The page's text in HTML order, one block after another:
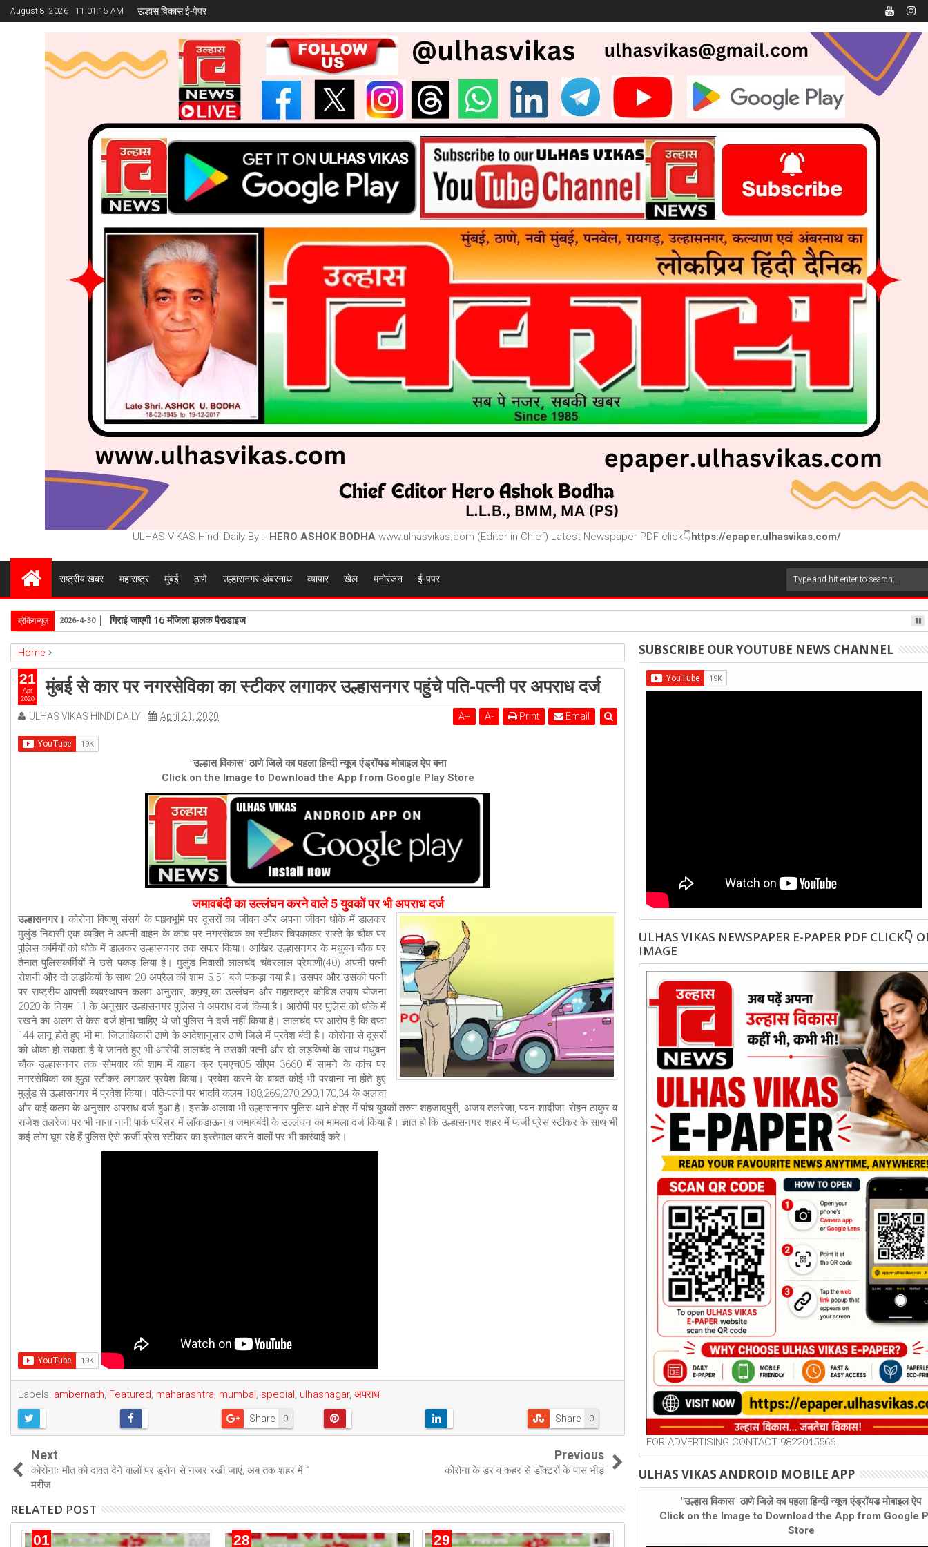
August 8, 2026 11:01:16 AM उल्हास विकास ई-पेपर
ULHAS VIKAS Hindi Daily By :- HERO ASHOK BODHA www.ulhasvikas.com (Editor in Chief) Latest Newspaper PDF click👇https://epaper.ulhasvikas.com/
राष्ट्रीय खबर महाराष्ट्र मुंबई ठाणे उल्हासनगर-अंबरनाथ व्यापार खेल मनोरंजन ई-पपर
ब्रेकिंग न्यूज़ उल्हासनगर-5 में भी मनपा की ओर से स्विमिंग पुल सुविधा हो- शेरी लुंड
2026-4-1
Home
ambernath
Featured maharashtra mumbai special ulhasnagar
अपराध
मुंबई से कार पर नगरसेविका का स्टीकर लगाकर उल्हासनगर पहुंचे पति-पत्नी पर अपराध दर्ज
मुंबई से कार पर नगरसेविका का स्टीकर लगाकर उल्हासनगर पहुंचे पति-पत्नी पर अपराध दर्ज
ULHAS VIKAS HINDI DAILY April 21, 2020 A+ A- Print Email
"उल्हास विकास" ठाणे जिले का पहला हिन्दी न्यूज एंड्रॉयड मोबाइल ऐप बना
Click on the Image to Download the App from Google Play Store
जमावबंदी का उल्लंघन करने वाले 5 युवकों पर भी अपराध दर्ज
उल्हासनगर। कोरोना विषाणु संसर्ग के पाश्र्वभूमि पर दूसरों का जीवन और अपना जीवन धोके में डालकर
मुलुंड निवासी एक व्यक्ति ने अपनी वाहन के कांच पर नगरसेवक का स्टीकर चिपकाकर रास्ते के चौक पर
पुलिस कर्मियों को धोके में डालकर उल्हासनगर तक सफर किया। आखिर उल्हासनगर के मधुबन चौक पर
तैनात पुलिसकर्मियों ने उसे पकड़ लिया है। मुलुंड निवासी लालचंद चंदरलाल प्रेमाणी(40) अपनी पत्नी
रोशनी और दो लड़कियों के साथ 20 अप्रैल की शाम 5.51 बजे पकड़ा गया है। उसपर और उसकी पत्नी
पर राष्ट्रीय आपत्ती व्यवस्थापन कलम अनुसार, कफ्र्यू का उल्लंघन और महाराष्ट्र कोविड उपाय योजना
2020 के नियम 11 के अनुसार उल्हासनगर पुलिस ने अपराध दर्ज किया है। आरोपी पर पुलिस को धोके में
रखने का अलग से केस दर्ज होना चाहिए थे जो पुलिस ने दर्ज नहीं किया है। लालचंद पर आरोप है कि दफा
144 लागू होते हुए भी मा. जिलाधिकारी ठाणे के आदेशानुसार ठाणे जिले में प्रवेश बंदी है। कोरोना से दूसरों
को धोका हो सकता है ये जानते हुए भी आरोपी लालचंद ने उसकी पत्नी और दो लड़कियों के साथ मधुबन
चौक उल्हासनगर तक सोमवार की शाम में वाहन क्र एमएच05 सीएम 3660 में सामने के कांच पर
नगरसेविका का झुठा स्टीकर लगाकर प्रवेश किया। प्रवेश करने के बाबत कोई भी परवाना ना होते हुए
मुलुंड से उल्हासनगर में प्रवेश किया। पति-पत्नी पर भादवि कलम 188,269,270,290,170,34 के अलावा
और कई कलम के अनुसार अपराध दर्ज हुआ है। इसके अलावा भी उल्हासनगर पुलिस थाने क्षेत्र में पांच युवकों तरुण शहजादपुरी, अजय तलरेजा, पवन शादीजा, रोहन ठाकुर व
राजेश तलरेजा पर भी नाना नानी पार्क परिसर में लॉकडाऊन व जमावबंदी के उल्लंघन का मामला दर्ज किया है। ज्ञात हो कि उल्हासनगर शहर में फर्जी प्रेस स्टीकर के साथ भी
कई लोग घूम रहे हैं पुलिस ऐसे फर्जी प्रेस स्टीकर का इस्तेमाल करने वालों पर भी कार्रवाई करे।
Labels: ambernath, Featured, maharashtra, mumbai, special , ulhasnagar, अपराध
0
Share 0
Share
21
Apr
2020
Next
कोरोनाः मौत को दावत देने वालों पर ड्रोन से नजर रखी जाएं, अब तक शहर में 1
मरीज
Previous
कोरोना के डर व कहर से डॉक्टरों के पास भीड़
RELATED POST
01
28 29
SUBSCRIBE OUR YOUTUBE NEWS CHANNEL
ULHAS VIKAS NEWSPAPER E-PAPER PDF CLICK👇
IMAGE
FOR ADVERTISING CONTACT 9822045566
ULHAS VIKAS ANDROID MOBILE APP
"उल्हास विकास" ठाणे जिले का पहला हिन्दी न्यूज एंड्रॉयड मोबाइल ऐप
Click on the Image to Download the App from Google
Store